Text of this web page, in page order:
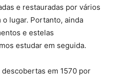
e restauradas por vários
lugar. Portanto, ainda
e estelas
estudar em seguida.
em 1570 por